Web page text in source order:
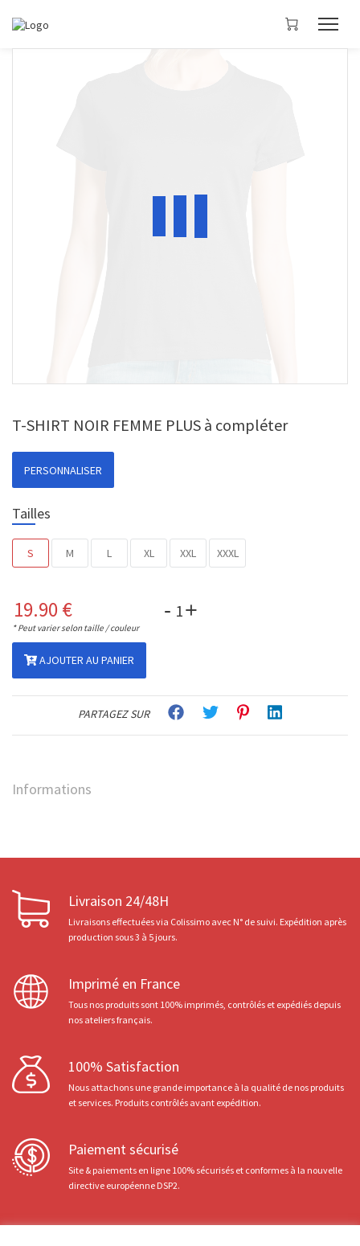
T-SHIRT NOIR FEMME PLUS à compléter
PERSONNALISER
Tailles
S M L XL XXL XXXL
19.90 €
* Peut varier selon taille / couleur
- +
AJOUTER AU PANIER
PARTAGEZ SUR
Informations
Livraison 24/48H
Livraisons effectuées via Colissimo avec N° de suivi. Expédition après
production sous 3 à 5 jours.
Imprimé en France
Tous nos produits sont 100% imprimés, contrôlés et expédiés depuis
nos ateliers français.
100% Satisfaction
Nous attachons une grande importance à la qualité de nos produits
et services. Produits contrôlés avant expédition.
Paiement sécurisé
Site & paiements en ligne 100% sécurisés et conformes à la nouvelle
directive européenne DSP2.